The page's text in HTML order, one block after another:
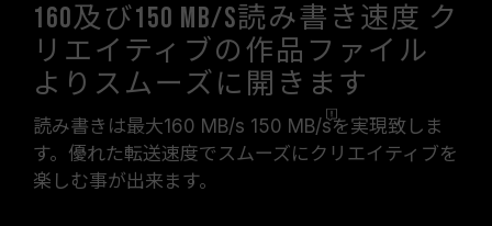
160及び150 MB/s読み書き速度 ク
リエイティブの作品ファイル
よりスムーズに開きます
読み書きは最大160 MB/s 150 MB/sを実現致しま
す。優れた転送速度でスムーズにクリエイティブを
楽しむ事が出来ます。